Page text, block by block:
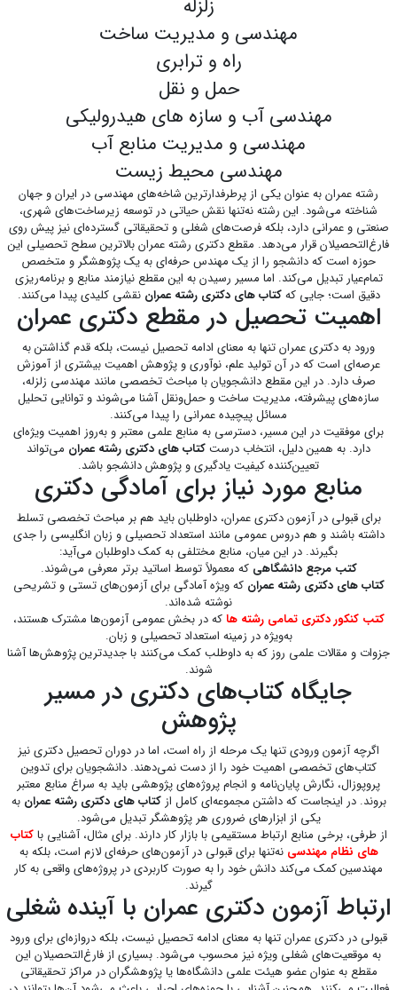
زلزله
مهندسی و مدیریت ساخت
راه و ترابری
حمل و نقل
مهندسی آب و سازه های هیدرولیکی
مهندسی و مدیریت منابع آب
مهندسی محیط زیست
رشته عمران به عنوان یکی از پرطرفدارترین شاخه‌های مهندسی در ایران و جهان
شناخته می‌شود. این رشته نه‌تنها نقش حیاتی در توسعه زیرساخت‌های شهری،
صنعتی و عمرانی دارد، بلکه فرصت‌های شغلی و تحقیقاتی گسترده‌ای نیز پیش روی
فارغ‌التحصیلان قرار می‌دهد. مقطع دکتری رشته عمران بالاترین سطح تحصیلی این
حوزه است که دانشجو را از یک مهندس حرفه‌ای به یک پژوهشگر و متخصص
تمام‌عیار تبدیل می‌کند. اما مسیر رسیدن به این مقطع نیازمند منابع و برنامه‌ریزی
دقیق است؛ جایی کهکتاب های دکتری رشته عمران نقشی کلیدی پیدا می‌کنند.
اهمیت تحصیل در مقطع دکتری عمران
ورود به دکتری عمران تنها به معنای ادامه تحصیل نیست، بلکه قدم گذاشتن به
عرصه‌ای است که در آن تولید علم، نوآوری و پژوهش اهمیت بیشتری از آموزش
صرف دارد. در این مقطع دانشجویان با مباحث تخصصی مانند مهندسی زلزله،
سازه‌های پیشرفته، مدیریت ساخت و حمل‌ونقل آشنا می‌شوند و توانایی تحلیل
مسائل پیچیده عمرانی را پیدا می‌کنند.
برای موفقیت در این مسیر، دسترسی به منابع علمی معتبر و به‌روز اهمیت ویژه‌ای
دارد. به همین دلیل، انتخاب درستکتاب های دکتری رشته عمران می‌تواند
تعیین‌کننده کیفیت یادگیری و پژوهش دانشجو باشد.
منابع مورد نیاز برای آمادگی دکتری
برای قبولی در آزمون دکتری عمران، داوطلبان باید هم بر مباحث تخصصی تسلط
داشته باشند و هم دروس عمومی مانند استعداد تحصیلی و زبان انگلیسی را جدی
بگیرند. در این میان، منابع مختلفی به کمک داوطلبان می‌آید:
کتب مرجع دانشگاهی که معمولاً توسط اساتید برتر معرفی می‌شوند.
کتاب های دکتری رشته عمران که ویژه آمادگی برای آزمون‌های تستی و تشریحی
نوشته شده‌اند.
کتب کنکور دکتری تمامی رشته هاکه در بخش عمومی آزمون‌ها مشترک هستند،
به‌ویژه در زمینه استعداد تحصیلی و زبان.
جزوات و مقالات علمی روز که به داوطلب کمک می‌کنند با جدیدترین پژوهش‌ها آشنا
شوند.
جایگاه کتاب‌های دکتری در مسیر
پژوهش
اگرچه آزمون ورودی تنها یک مرحله از راه است، اما در دوران تحصیل دکتری نیز
کتاب‌های تخصصی اهمیت خود را از دست نمی‌دهند. دانشجویان برای تدوین
پروپوزال، نگارش پایان‌نامه و انجام پروژه‌های پژوهشی باید به سراغ منابع معتبر
بروند. در اینجاست که داشتن مجموعه‌ای کامل ازکتاب های دکتری رشته عمران به
یکی از ابزارهای ضروری هر پژوهشگر تبدیل می‌شود.
از طرفی، برخی منابع ارتباط مستقیمی با بازار کار دارند. برای مثال، آشنایی باکتاب
های نظام مهندسی نه‌تنها برای قبولی در آزمون‌های حرفه‌ای لازم است، بلکه به
مهندسین کمک می‌کند دانش خود را به صورت کاربردی در پروژه‌های واقعی به کار
گیرند.
ارتباط آزمون دکتری عمران با آینده شغلی
قبولی در دکتری عمران تنها به معنای ادامه تحصیل نیست، بلکه دروازه‌ای برای ورود
به موقعیت‌های شغلی ویژه نیز محسوب می‌شود. بسیاری از فارغ‌التحصیلان این
مقطع به عنوان عضو هیئت علمی دانشگاه‌ها یا پژوهشگران در مراکز تحقیقاتی